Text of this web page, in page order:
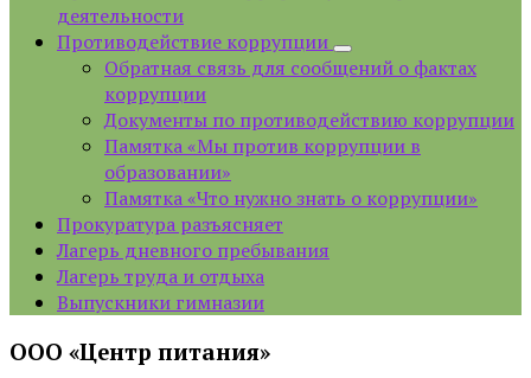
деятельности
Противодействие коррупции
Обратная связь для сообщений о фактах
коррупции
Документы по противодействию коррупции
Памятка «Мы против коррупции в
образовании»
Памятка «Что нужно знать о коррупции»
Прокуратура разъясняет
Лагерь дневного пребывания
Лагерь труда и отдыха
Выпускники гимназии
ООО «Центр питания»